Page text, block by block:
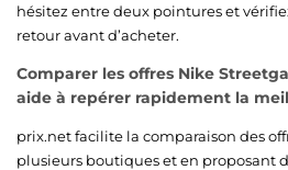
hésitez entre deux pointures et
retour avant d’acheter.
Comparer les offres Nike
aide à repérer rapidement la
prix.net facilite la comparaison des
plusieurs boutiques et en proposant